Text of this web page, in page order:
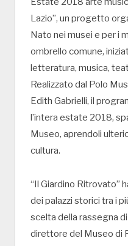
Lazio”, un progetto
Nato nei musei e per i
ombrello comune,
letteratura, musica,
Realizzato dal Polo
Edith Gabrielli, il
l’intera estate 2018,
Museo, aprendoli
cultura.
“Il Giardino Ritrovato”
dei palazzi storici tra i
scelta della rassegna
direttore del Museo di